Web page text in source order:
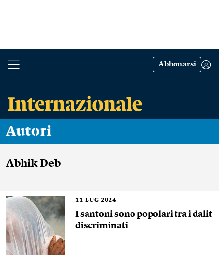
Abbonarsi
Autori
Abhik Deb
11 LUG 2024
I santoni sono popolari tra i dalit
discriminati